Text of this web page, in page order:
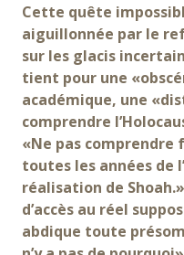
Cette quête
aiguillonnée par le
sur les glacis
tient pour une
académique, une
comprendre
«Ne pas comprendre
toutes les années de
réalisation de
d’accès au réel
abdique toute